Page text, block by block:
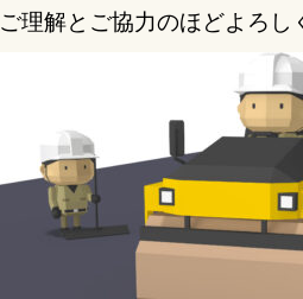
ご理解とご協力のほどよろ